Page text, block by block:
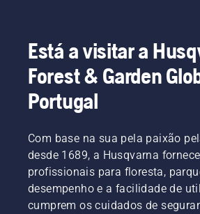
Está a visitar a
Forest & Garden
Portugal
Com base na sua pela paixão
desde 1689, a Husqvarna
profissionais para floresta,
desempenho e a facilidade de
cumprem os cuidados de